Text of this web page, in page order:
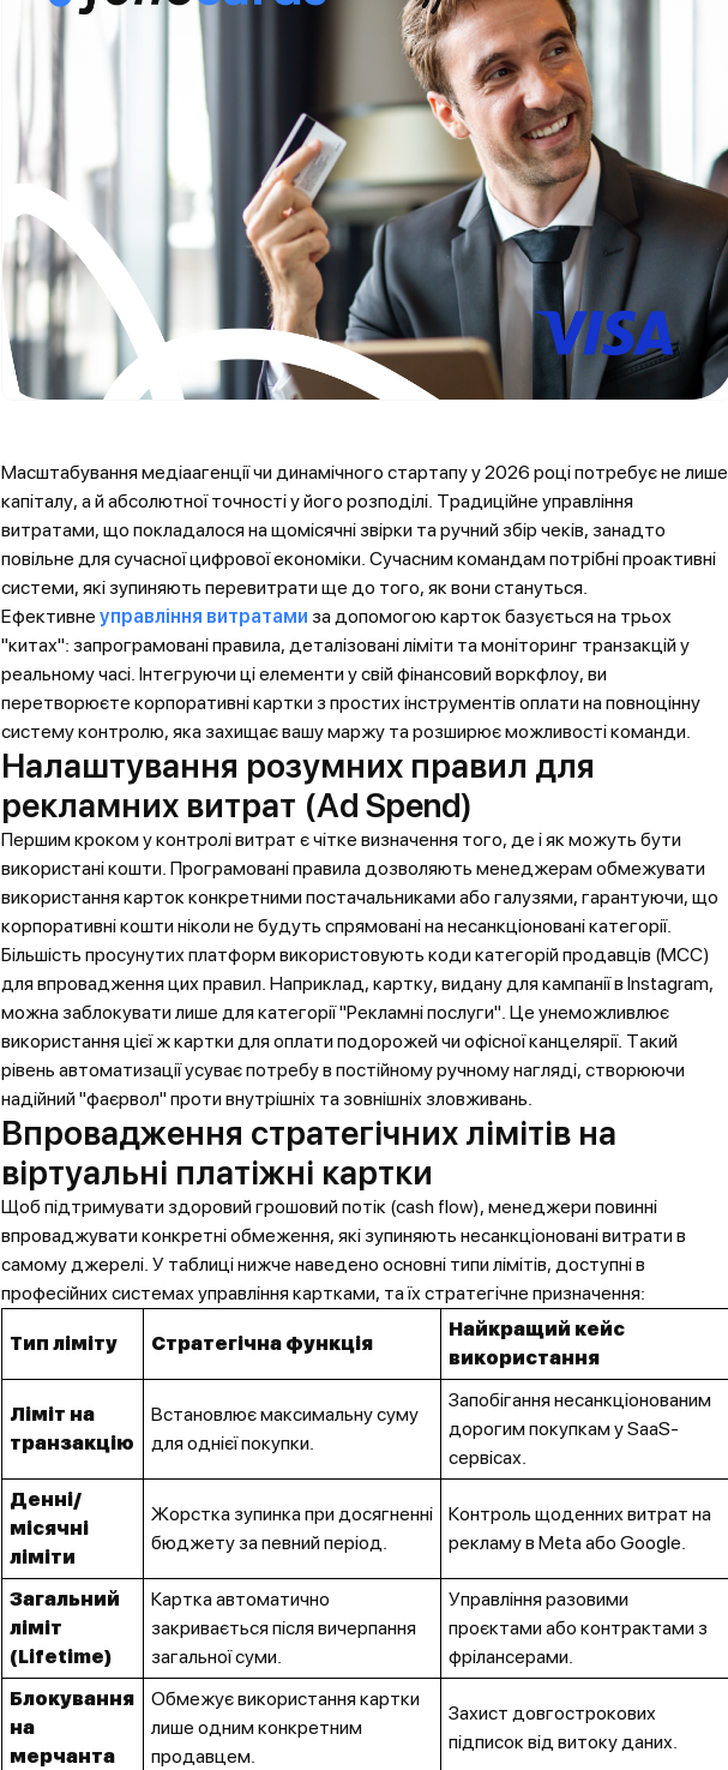
Масштабування медіаагенції чи динамічного стартапу у 2026 році потребує не лише
капіталу, а й абсолютної точності у його розподілі. Традиційне управління
витратами, що покладалося на щомісячні звірки та ручний збір чеків, занадто
повільне для сучасної цифрової економіки. Сучасним командам потрібні проактивні
системи, які зупиняють перевитрати ще до того, як вони стануться.
Ефективне управління витратами за допомогою карток базується на трьох
"китах": запрограмовані правила, деталізовані ліміти та моніторинг транзакцій у
реальному часі. Інтегруючи ці елементи у свій фінансовий воркфлоу, ви
перетворюєте корпоративні картки з простих інструментів оплати на повноцінну
систему контролю, яка захищає вашу маржу та розширює можливості команди.
Налаштування розумних правил для
рекламних витрат (Ad Spend)
Першим кроком у контролі витрат є чітке визначення того, де і як можуть бути
використані кошти. Програмовані правила дозволяють менеджерам обмежувати
використання карток конкретними постачальниками або галузями, гарантуючи, що
корпоративні кошти ніколи не будуть спрямовані на несанкціоновані категорії.
Більшість просунутих платформ використовують коди категорій продавців (MCC)
для впровадження цих правил. Наприклад, картку, видану для кампанії в Instagram,
можна заблокувати лише для категорії "Рекламні послуги". Це унеможливлює
використання цієї ж картки для оплати подорожей чи офісної канцелярії. Такий
рівень автоматизації усуває потребу в постійному ручному нагляді, створюючи
надійний "фаєрвол" проти внутрішніх та зовнішніх зловживань.
Впровадження стратегічних лімітів на
віртуальні платіжні картки
Щоб підтримувати здоровий грошовий потік (cash flow), менеджери повинні
впроваджувати конкретні обмеження, які зупиняють несанкціоновані витрати в
самому джерелі. У таблиці нижче наведено основні типи лімітів, доступні в
професійних системах управління картками, та їх стратегічне призначення:
Тип ліміту Стратегічна функція
Найкращий кейс
використання
Ліміт на
транзакцію
Встановлює максимальну суму
для однієї покупки.
Запобігання несанкціонованим
дорогим покупкам у SaaS-
сервісах.
Денні/
місячні
ліміти
Жорстка зупинка при досягненні
бюджету за певний період.
Контроль щоденних витрат на
рекламу в Meta або Google.
Загальний
ліміт
(Lifetime)
Картка автоматично
закривається після вичерпання
загальної суми.
Управління разовими
проєктами або контрактами з
фрілансерами.
Блокування
на
мерчанта
Обмежує використання картки
лише одним конкретним
продавцем.
Захист довгострокових
підписок від витоку даних.